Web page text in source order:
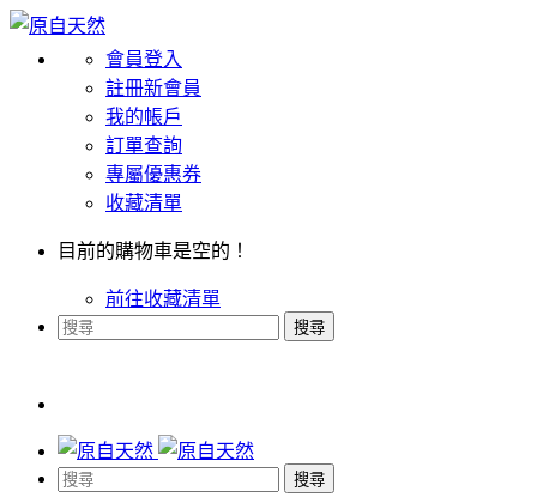
會員登入
註冊新會員
我的帳戶
訂單查詢
專屬優惠券
收藏清單
目前的購物車是空的！
前往收藏清單
搜尋
搜尋